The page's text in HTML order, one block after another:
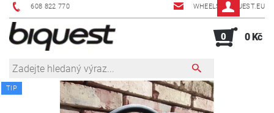
608 822 770 WHEELS@BIQUEST.EU
0 0 Kč
TIP